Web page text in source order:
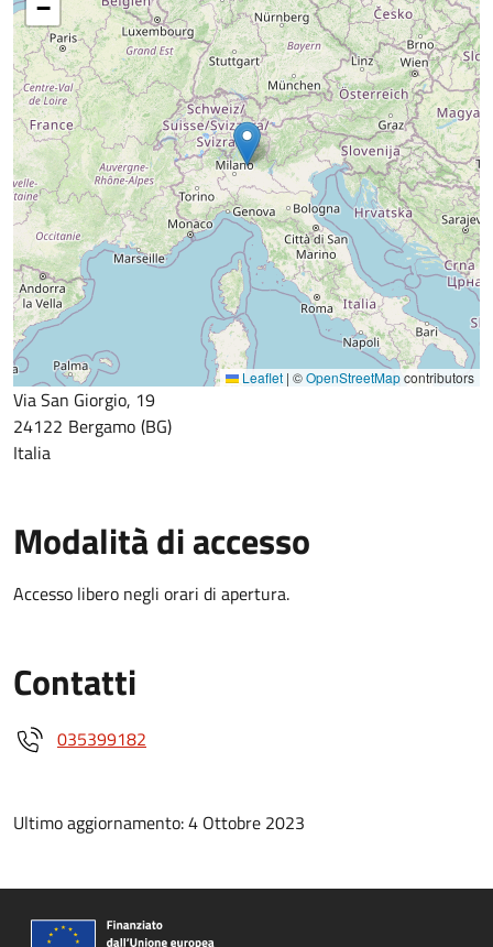
−
Leaflet | ©OpenStreetMapcontributors
Via San Giorgio, 19
24122 Bergamo BG
Italia
Modalità di accesso
Accesso libero negli orari di apertura.
Contatti
035399182
Ultimo aggiornamento: 4 Ottobre 2023